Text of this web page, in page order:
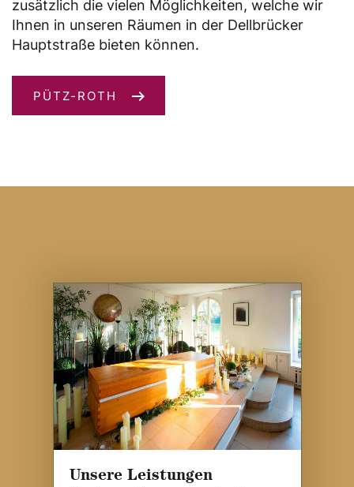
zusätzlich die vielen Möglichkeiten, welche wir
Ihnen in unseren Räumen in der Dellbrücker
Hauptstraße bieten können.
PÜTZ-ROTH
Unsere Leistungen